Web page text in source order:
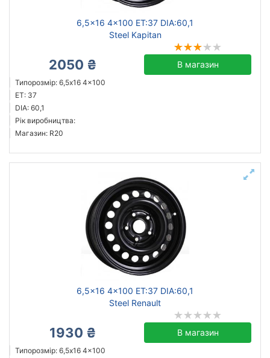
6,5x16 4x100 ET:37 DIA:60,1
Steel Kapitan
2050 ₴ В магазин
Типорозмір: 6,5x16 4x100
ET: 37
DIA: 60,1
Рік виробництва:
Магазин: R20
6,5x16 4x100 ET:37 DIA:60,1
Steel Renault
1930 ₴ В магазин
Типорозмір: 6,5x16 4x100